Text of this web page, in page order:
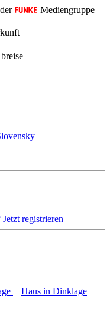
Mediengruppe
registrieren
Haus in Dinklage